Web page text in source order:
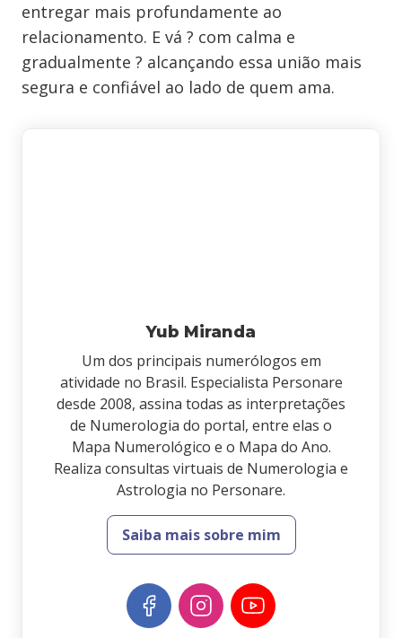
entregar mais profundamente ao
relacionamento. E vá ? com calma e
gradualmente ? alcançando essa união mais
segura e confiável ao lado de quem ama.
Yub Miranda
Um dos principais numerólogos em
atividade no Brasil. Especialista Personare
desde 2008, assina todas as interpretações
de Numerologia do portal, entre elas o
Mapa Numerológico e o Mapa do Ano.
Realiza consultas virtuais de Numerologia e
Astrologia no Personare.
Saiba mais sobre mim